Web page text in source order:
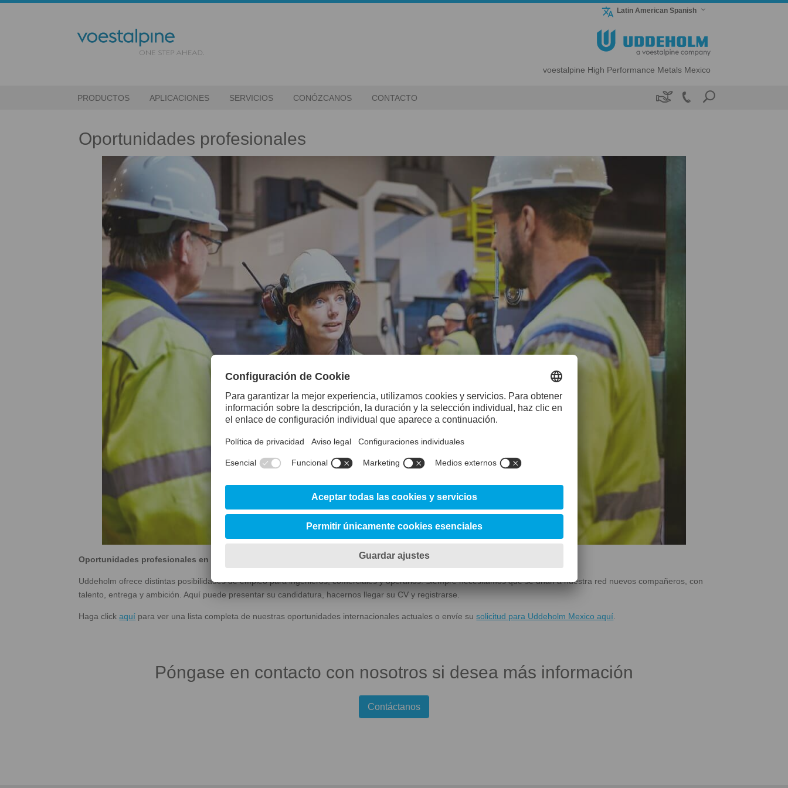
Latin American Spanish
voestalpine High Performance Metals Mexico
PRODUCTOS APLICACIONES SERVICIOS CONÓZCANOS CONTACTO 
Oportunidades profesionales
Oportunidades profesionales en Uddeholm
Uddeholm ofrece distintas posibilidades de empleo para ingenieros, comerciales y operarios. Siempre necesitamos que se unan a nuestra red nuevos compañeros, con
talento, entrega y ambición. Aquí puede presentar su candidatura, hacernos llegar su CV y registrarse.
Haga clickaquí para ver una lista completa de nuestras oportunidades internacionales actuales o envíe susolicitud para Uddeholm Mexico aquí
Póngase en contacto con nosotros si desea más información
Contáctanos